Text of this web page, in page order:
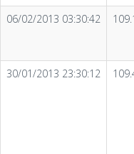
06/02/2013 03:30:42
30/01/2013 23:30:12